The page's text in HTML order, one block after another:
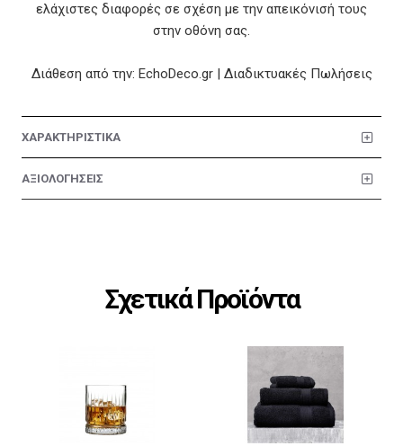
ελάχιστες διαφορές σε σχέση με την απεικόνισή τους
στην οθόνη σας.
Διάθεση από την: EchoDeco.gr | Διαδικτυακές Πωλήσεις
ΧΑΡΑΚΤΗΡΙΣΤΙΚΑ
ΑΞΙΟΛΟΓΗΣΕΙΣ
Σχετικά Προϊόντα